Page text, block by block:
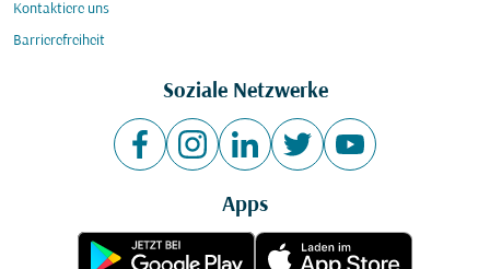
Kontaktiere uns
Barrierefreiheit
Soziale Netzwerke
Apps